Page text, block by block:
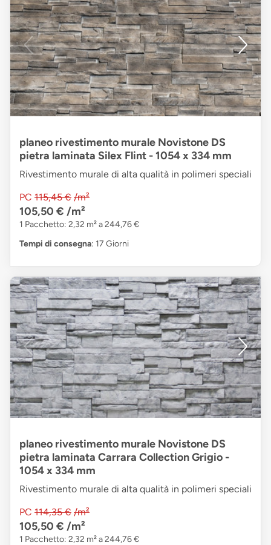
planeo rivestimento murale Novistone DS
pietra laminata Silex Flint - 1054 x 334 mm
Rivestimento murale di alta qualità in polimeri speciali
PC 115,45 € /m²
105,50 € /m²
1 Pacchetto: 2,32 m² a 244,76 €
Tempi di consegna: 17 Giorni
planeo rivestimento murale Novistone DS
pietra laminata Carrara Collection Grigio -
1054 x 334 mm
Rivestimento murale di alta qualità in polimeri speciali
PC 114,35 € /m²
105,50 € /m²
1 Pacchetto: 2,32 m² a 244,76 €